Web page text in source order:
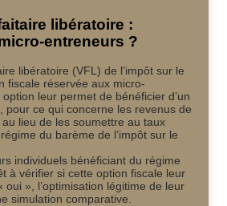
libératoire :
entreneurs ?
libératoire (VFL) de l’impôt sur le
fiscale réservée aux micro-
leur permet de bénéficier d’un
pour ce qui concerne les revenus de
lieu de les soumettre au taux
du barème de l’impôt sur le
individuels bénéficiant du régime
à vérifier si cette option fiscale leur
oui », l’optimisation légitime de leur
simulation comparative.